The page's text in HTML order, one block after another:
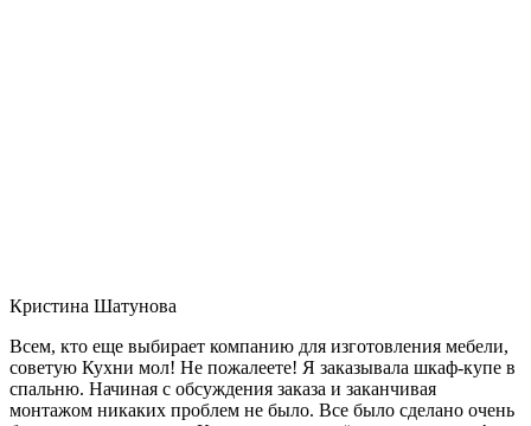
Кристина Шатунова
Всем, кто еще выбирает компанию для изготовления мебели,
советую Кухни мол! Не пожалеете! Я заказывала шкаф-купе в
спальню. Начиная с обсуждения заказа и заканчивая
монтажом никаких проблем не было. Все было сделано очень